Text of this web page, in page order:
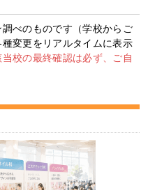
べのものです（学校からご
変更をリアルタイムに表示
当校の最終確認は必ず、ご自